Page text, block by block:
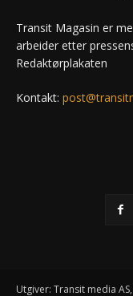
Transit Magasin er
arbeider etter
Redaktørplakaten
Kontakt:
Utgiver: Transit media